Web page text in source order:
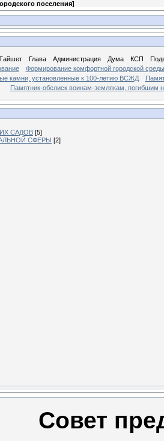
поселения]
Глава Администрация Дума КСП
Формирование комфортной городской среды
камни, установленные к 100-летию ВСЖД
Памятник-обелиск воинам-землякам, погибшим
САДОВ [5]
СФЕРЫ [2]
Совет